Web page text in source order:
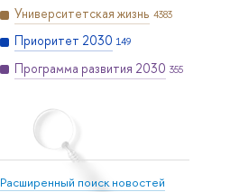
Университетская жизнь 4383
Приоритет 2030 149
Программа развития 2030 355
Расширенный поиск новостей